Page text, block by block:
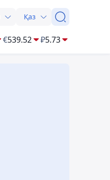
Қаз
€539.52 ₽5.73